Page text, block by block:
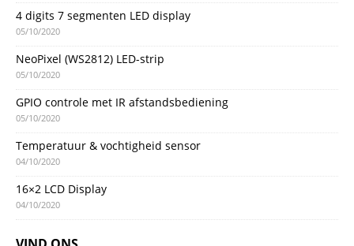
4 digits 7 segmenten LED display
05/10/2020
NeoPixel (WS2812) LED-strip
05/10/2020
GPIO controle met IR afstandsbediening
05/10/2020
Temperatuur & vochtigheid sensor
04/10/2020
16×2 LCD Display
04/10/2020